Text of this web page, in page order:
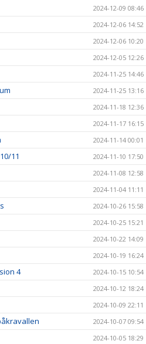
2024-12-09 08:46
2024-12-06 14:52
2024-12-06 10:20
2024-12-05 12:26
2024-11-25 14:46
2024-11-25 13:16
2024-11-18 12:36
2024-11-17 16:15
2024-11-14 00:01
11 2024-11-10 17:50
2024-11-08 12:58
2024-11-04 11:11
2024-10-26 15:58
2024-10-25 15:21
2024-10-22 14:09
2024-10-19 16:24
4 2024-10-15 10:54
2024-10-12 18:24
2024-10-09 22:11
2024-10-07 09:54
2024-10-05 18:29